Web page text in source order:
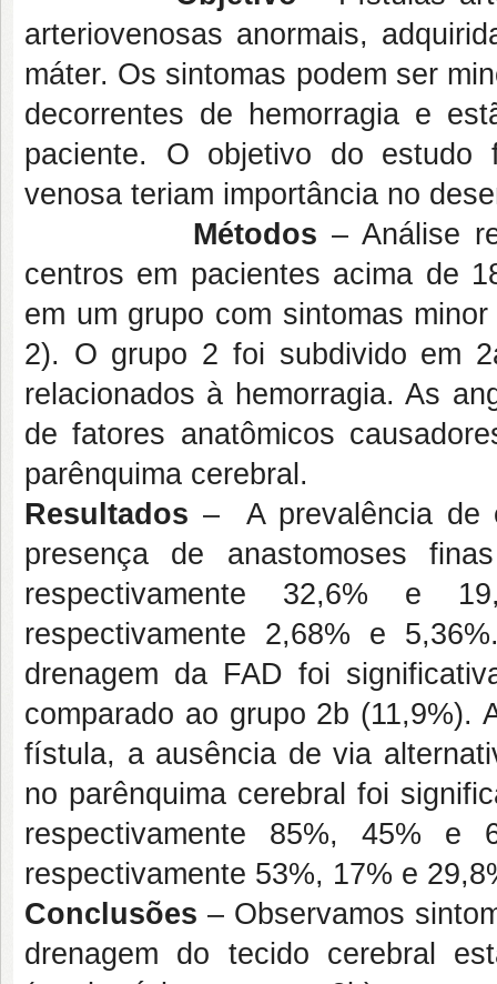
arteriovenosas anormais,
máter. Os sintomas podem ser
decorrentes de hemorragia e
paciente. O objetivo do estudo
venosa teriam importância no
Métodos – Análise
centros em pacientes acima de
em um grupo com sintomas
2). O grupo 2 foi subdivido em
relacionados à hemorragia. As
de fatores anatômicos
parênquima cerebral.
Resultados – A prevalência de
presença de anastomoses
respectivamente 32,6% e
respectivamente 2,68% e
drenagem da FAD foi
comparado ao grupo 2b (11,9%).
fístula, a ausência de via
no parênquima cerebral foi
respectivamente 85%, 45% e
respectivamente 53%, 17% e
Conclusões – Observamos
drenagem do tecido cerebral